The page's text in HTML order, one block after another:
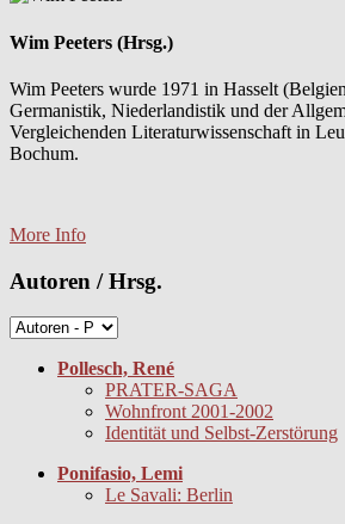
Wim Peeters (Hrsg.)
Wim Peeters wurde 1971 in Hasselt
Germanistik, Niederlandistik und der
Vergleichenden Literaturwissenschaft in
Bochum.
More Info
Autoren / Hrsg.
Pollesch, René
PRATER-SAGA
Wohnfront 2001-2002
Identität und Selbst-Zerstörung
Ponifasio, Lemi
Le Savali: Berlin